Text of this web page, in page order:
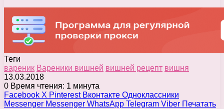
Теги
вареник Вареники вишней вишней рецепт вишня
13.03.2018
0 Время чтения: 1 минута
Facebook X Pinterest Вконтакте Одноклассники
Messenger Messenger WhatsApp Telegram Viber Печатать